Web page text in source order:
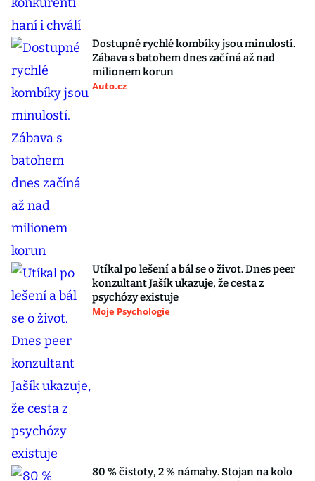
Dostupné rychlé kombíky jsou minulostí.
Zábava s batohem dnes začíná až nad
milionem korun
Auto.cz
Utíkal po lešení a bál se o život. Dnes peer
konzultant Jašík ukazuje, že cesta z
psychózy existuje
Moje Psychologie
80 % čistoty, 2 % námahy. Stojan na kolo